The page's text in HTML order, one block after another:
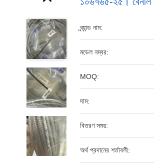
ব্র্যান্ড নাম:
মডেল নম্বর:
MOQ:
দাম:
বিতরণ সময়:
অর্থ প্রদানের শর্তাবলী: